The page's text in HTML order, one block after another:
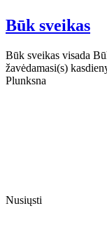
Būk sveikas
Būk sveikas visada
žavėdamasi(s)
Plunksna
Nusiųsti